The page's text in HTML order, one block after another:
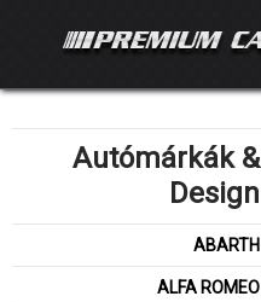
Autómárkák &
Design
ABARTH
ALFA ROMEO